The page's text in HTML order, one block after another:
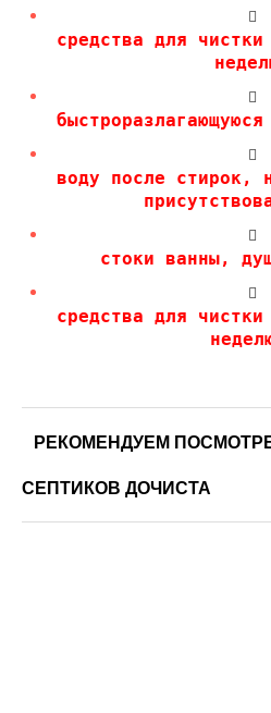
средства для
воду после стирок,
стоки ванны,
средства для
РЕКОМЕНДУЕМ
СЕПТИКОВ ДОЧИСТА